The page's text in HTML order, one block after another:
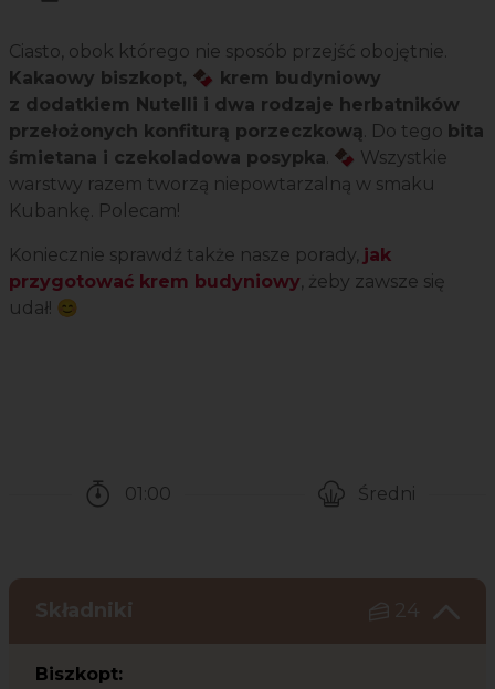
Ciasto, obok którego nie sposób przejść obojętnie.
Kakaowy biszkopt, 🍫 krem budyniowy
z dodatkiem Nutelli i dwa rodzaje herbatników
przełożonych konfiturą porzeczkową. Do tego bita
śmietana i czekoladowa posypka. 🍫 Wszystkie
warstwy razem tworzą niepowtarzalną w smaku
Kubankę. Polecam!
Koniecznie sprawdź także nasze porady, jak
przygotować krem budyniowy, żeby zawsze się
udał! 😊
01:00
Średni
Składniki 24
Biszkopt: